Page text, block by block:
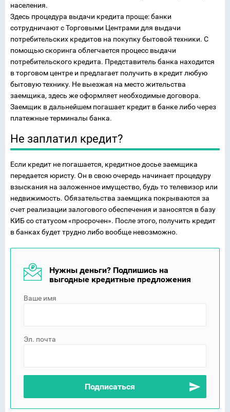
населения.
Здесь процедура выдачи кредита проще: банки
сотрудничают с Торговыми Центрами для выдачи
потребительских кредитов на покупку бытовой техники. С
помощью скоринга облегчается процесс выдачи
потребительского кредита. Представитель банка находится
в торговом центре и предлагает получить в кредит любую
бытовую технику. Не выезжая на место жительства
заемщика, здесь же оформляет необходимые договора.
Заемщик в дальнейшем погашает кредит в банке либо через
платежные терминалы банка.
Не заплатил кредит?
Если кредит не погашается, кредитное досье заемщика
передается юристу. Он в свою очередь начинает процедуру
взыскания на заложенное имущество, будь то телевизор или
недвижимость. Обязательства заемщика покрываются за
счет реализации залогового обеспечения и заносятся в базу
КИБ со статусом «просрочен». После этого, получить кредит
в банках будет трудно либо вообще невозможно.
Нужны деньги? Подпишись на
выгодные кредитные предложения
Ваше имя
Эл. почта